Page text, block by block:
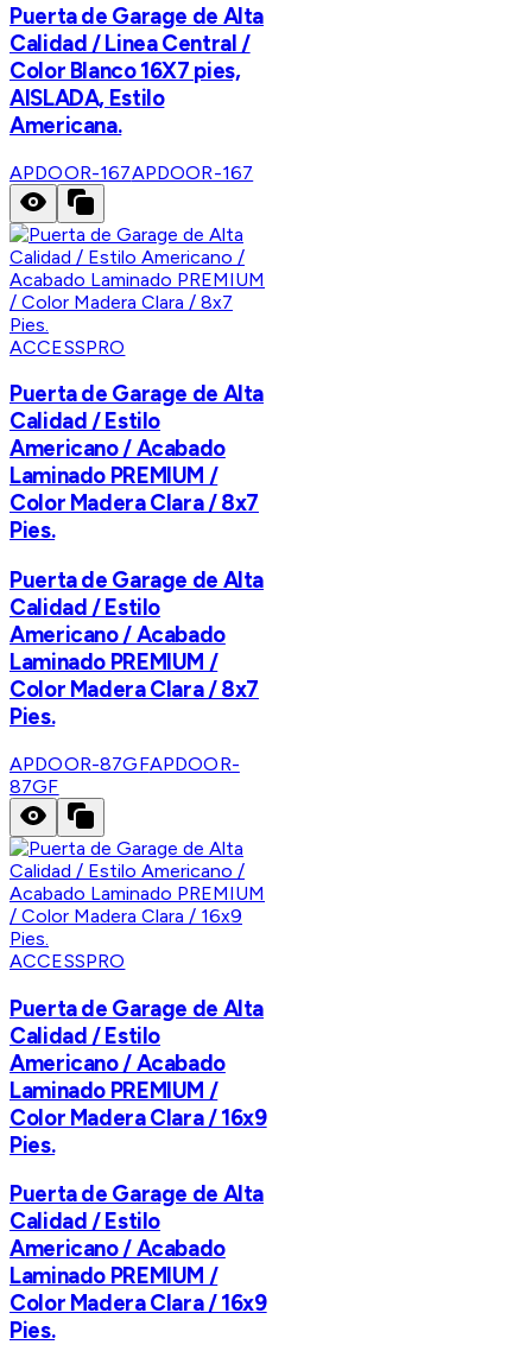
Puerta de Garage de Alta
Calidad / Linea Central /
Color Blanco 16X7 pies,
AISLADA, Estilo
Americana.
APDOOR-167APDOOR-167
ACCESSPRO
Puerta de Garage de Alta
Calidad / Estilo
Americano / Acabado
Laminado PREMIUM /
Color Madera Clara / 8x7
Pies.
Puerta de Garage de Alta
Calidad / Estilo
Americano / Acabado
Laminado PREMIUM /
Color Madera Clara / 8x7
Pies.
APDOOR-87GFAPDOOR-
87GF
ACCESSPRO
Puerta de Garage de Alta
Calidad / Estilo
Americano / Acabado
Laminado PREMIUM /
Color Madera Clara / 16x9
Pies.
Puerta de Garage de Alta
Calidad / Estilo
Americano / Acabado
Laminado PREMIUM /
Color Madera Clara / 16x9
Pies.